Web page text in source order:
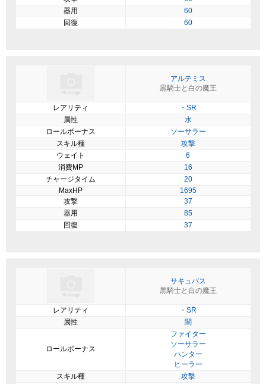
器用
60
回復
60
アルテミス
黒騎士と白の魔王
レアリティ
・SR
属性
水
ロールボーナス
ソーサラー
スキル種
攻撃
ウェイト
6
消費MP
16
チャージタイム
20
MaxHP
1695
攻撃
37
器用
85
回復
37
サキュバス
黒騎士と白の魔王
レアリティ
・SR
属性
闇
ロールボーナス
ファイター
ソーサラー
ハンター
ヒーラー
スキル種
攻撃